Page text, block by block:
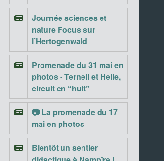
Journée sciences et
nature Focus sur
l’Hertogenwald
Promenade du 31 mai en
photos - Ternell et Helle,
circuit en “huit”
📷 La promenade du 17
mai en photos
Bientôt un sentier